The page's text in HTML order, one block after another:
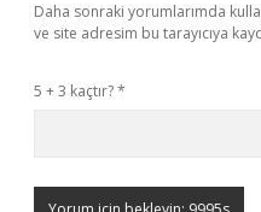
Daha sonraki yorumlarımda
ve site adresim bu tarayıcıya
5 + 3 kaçtır?*